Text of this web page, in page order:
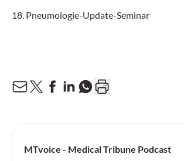
18. Pneumologie-Update-Seminar
MTvoice - Medical Tribune Podcast